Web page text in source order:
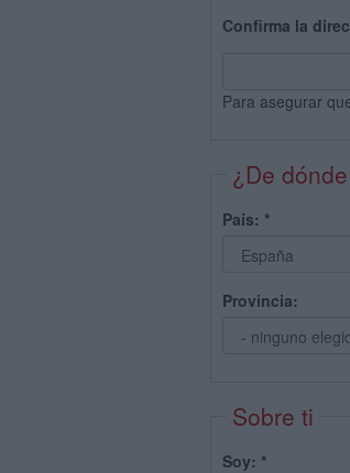
Confirma la
Para asegurar
¿De
País: *
Provincia:
Sobre ti
Soy: *